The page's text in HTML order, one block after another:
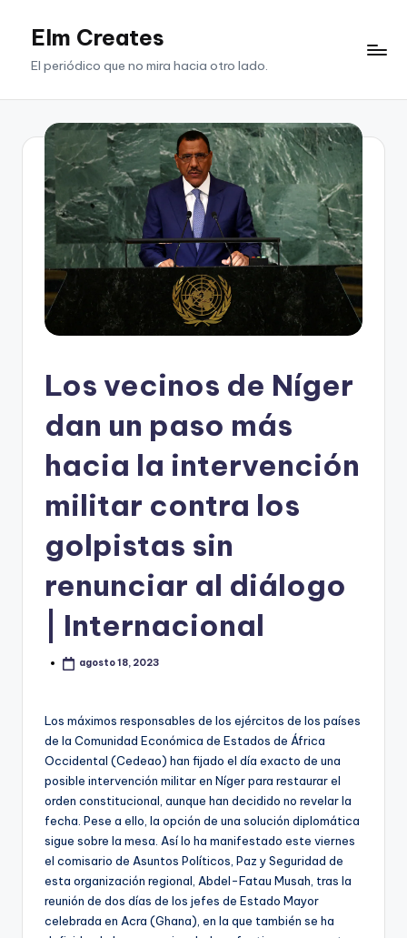
SaltarElm Creates
El periódico que no mira hacia otro lado.
Los vecinos de Níger
dan un paso más
hacia la intervención
militar contra los
golpistas sin
renunciar al diálogo
| Internacional
agosto 18, 2023
Los máximos responsables de los ejércitos de los países
de la Comunidad Económica de Estados de África
Occidental (Cedeao) han fijado el día exacto de una
posible intervención militar en Níger para restaurar el
orden constitucional, aunque han decidido no revelar la
fecha. Pese a ello, la opción de una solución diplomática
sigue sobre la mesa. Así lo ha manifestado este viernes
el comisario de Asuntos Políticos, Paz y Seguridad de
esta organización regional, Abdel-Fatau Musah, tras la
reunión de dos días de los jefes de Estado Mayor
celebrada en Acra (Ghana), en la que también se ha